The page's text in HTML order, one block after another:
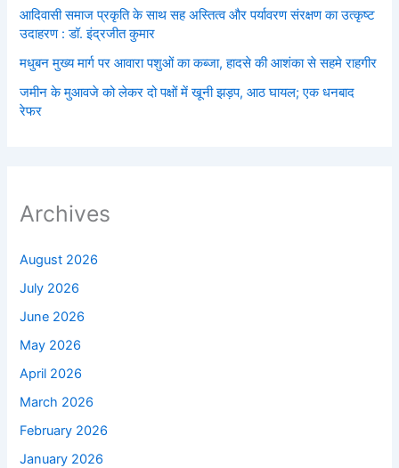
आदिवासी समाज प्रकृति के साथ सह अस्तित्व और पर्यावरण संरक्षण का उत्कृष्ट
उदाहरण : डॉ. इंद्रजीत कुमार
मधुबन मुख्य मार्ग पर आवारा पशुओं का कब्जा, हादसे की आशंका से सहमे राहगीर
जमीन के मुआवजे को लेकर दो पक्षों में खूनी झड़प, आठ घायल; एक धनबाद
रेफर
Archives
August 2026
July 2026
June 2026
May 2026
April 2026
March 2026
February 2026
January 2026